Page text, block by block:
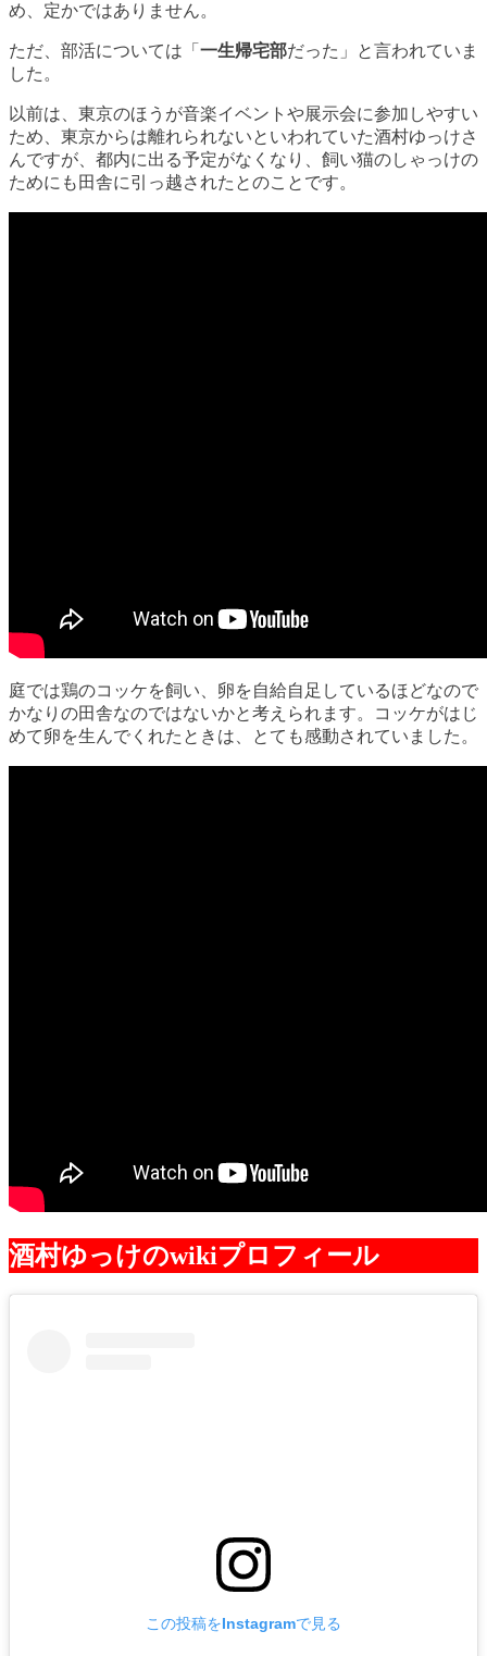
め、定かではありません。
ただ、部活については「 一生帰宅部だった」と言われていま
した。
以前は、東京のほうが音楽イベントや展示会に参加しやすい
ため、東京からは離れられないといわれていた酒村ゆっけさ
んですが、都内に出る予定がなくなり、飼い猫のしゃっけの
ためにも田舎に引っ越されたとのことです。
庭では鶏のコッケを飼い、卵を自給自足しているほどなので
かなりの田舎なのではないかと考えられます。コッケがはじ
めて卵を生んでくれたときは、とても感動されていました。
酒村ゆっけのwikiプロフィール
この投稿をInstagramで見る